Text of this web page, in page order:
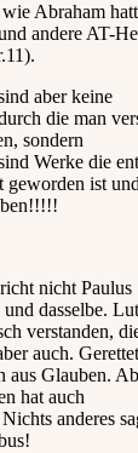
Abraham
andere AT-
aber keine
die man
sondern
Werke die
geworden ist
nicht Paulus
dasselbe.
verstanden,
auch. Gerettet
aus Glauben.
hat auch
anderes